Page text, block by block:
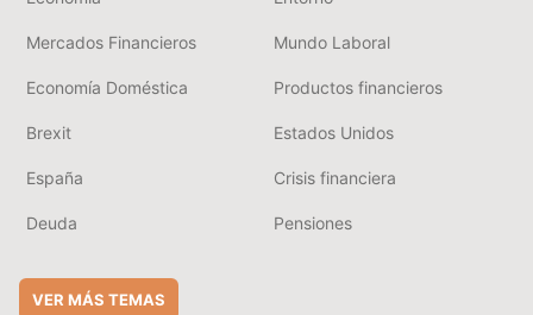
Mercados Financieros Mundo Laboral
Economía Doméstica Productos financieros
Brexit Estados Unidos
España Crisis financiera
Deuda Pensiones
VER MÁS TEMAS